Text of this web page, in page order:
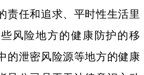
责任和追求、平时性生活里
风险地方的健康防护的移
的泄密风险源等地方的健康